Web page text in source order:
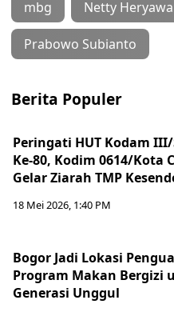
mbg Netty
Prabowo Subianto
Berita Populer
Peringati HUT Kodam
Ke-80, Kodim 0614/Kota
Gelar Ziarah TMP
18 Mei 2026, 1:40 PM
Bogor Jadi Lokasi
Program Makan Bergizi
Generasi Unggul